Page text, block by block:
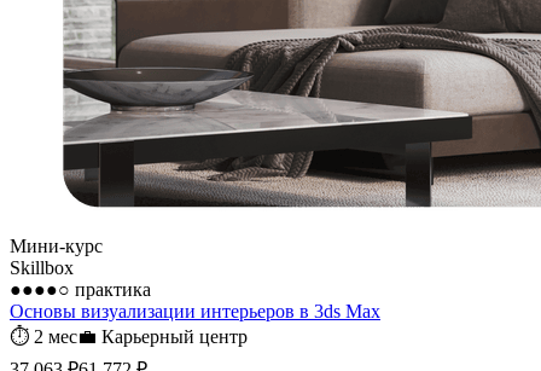
Мини-курс
Skillbox
●●●●○ практика
Основы визуализации интерьеров в 3ds Max
⏱ 2 мес💼 Карьерный центр